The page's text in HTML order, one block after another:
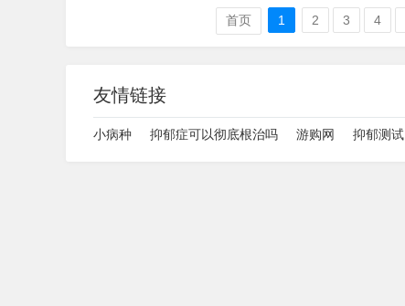
首页 1 2 3 4
友情链接
小病种 抑郁症可以彻底根治吗 游购网 抑郁测试